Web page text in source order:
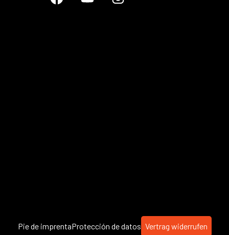
Pie de imprentaProtección de datos Vertrag widerrufen